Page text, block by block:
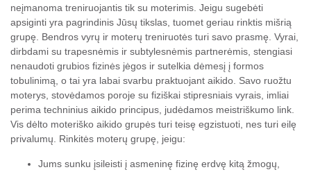
neįmanoma treniruojantis tik su moterimis. Jeigu sugebėti
apsiginti yra pagrindinis Jūsų tikslas, tuomet geriau rinktis mišrią
grupę. Bendros vyrų ir moterų treniruotės turi savo prasmę. Vyrai,
dirbdami su trapesnėmis ir subtylesnėmis partnerėmis, stengiasi
nenaudoti grubios fizinės jėgos ir sutelkia dėmesį į formos
tobulinimą, o tai yra labai svarbu praktuojant aikido. Savo ruožtu
moterys, stovėdamos poroje su fiziškai stipresniais vyrais, imliai
perima techninius aikido principus, judėdamos meistriškumo link.
Vis dėlto moteriško aikido grupės turi teisę egzistuoti, nes turi eilę
privalumų. Rinkitės moterų grupę, jeigu:
Jums sunku įsileisti į asmeninę fizinę erdvę kitą žmogų,